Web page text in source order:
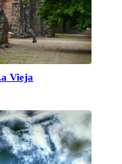
Vieja